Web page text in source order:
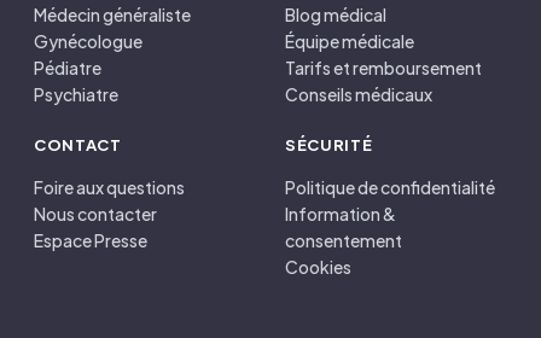
Médecin généraliste
Gynécologue
Pédiatre
Psychiatre
Blog médical
Équipe médicale
Tarifs et remboursement
Conseils médicaux
CONTACT
Foire aux questions
Nous contacter
Espace Presse
SÉCURITÉ
Politique de confidentialité
Information &
consentement
Cookies